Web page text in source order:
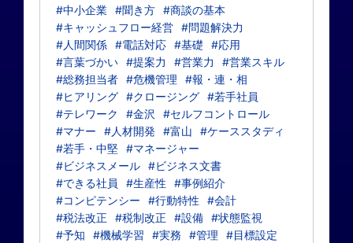
#中小企業 #聞き方 #商談の基本
#キャッシュフロー経営 #問題解決力
#人間関係 #電話対応 #基礎
#応用
#言葉づかい #提案力 #営業力
#営業スキル
#総務担当者 #危機管理
#報・連・相
#ヒアリング #クロージング #若手社員
#テレワーク
#金沢
#セルフコントロール
#マナー
#人材開発 #富山
#ケーススタディ
#若手・中堅 #マネージャー
#ビジネスメール #ビジネス文書
#できる社員
#生産性
#事例紹介
#コンピテンシー
#行動特性
#会計
#税法改正
#税制改正 #設備 #状態監視
#予知
#機械学習 #実務 #管理
#目標設定